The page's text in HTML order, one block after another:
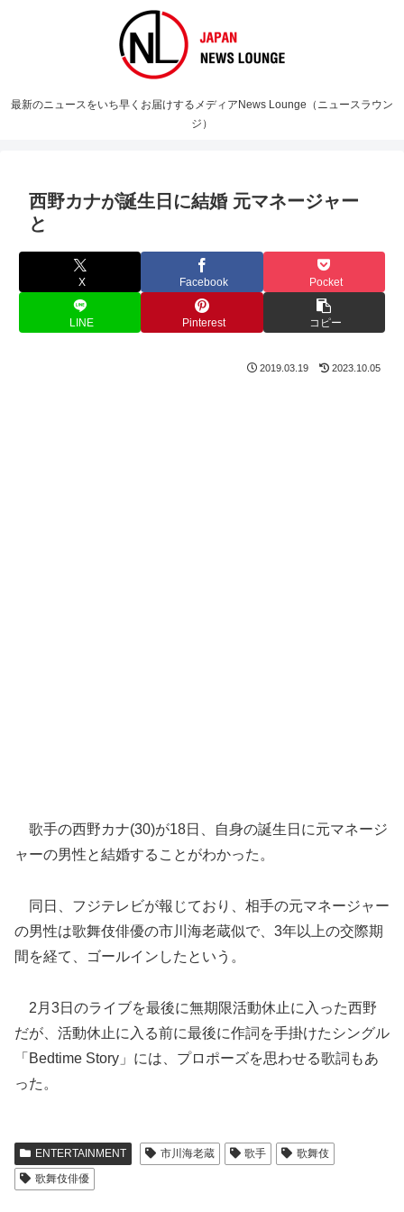
最新のニュースをいち早くお届けするメディアNews Lounge（ニュースラウン
ジ）
西野カナが誕生日に結婚 元マネージャー
と
X Facebook Pocket
LINE Pinterest コピー
2019.03.19 2023.10.05
歌手の西野カナ(30)が18日、自身の誕生日に元マネージ
ャーの男性と結婚することがわかった。
同日、フジテレビが報じており、相手の元マネージャー
の男性は歌舞伎俳優の市川海老蔵似で、3年以上の交際期
間を経て、ゴールインしたという。
2月3日のライブを最後に無期限活動休止に入った西野
だが、活動休止に入る前に最後に作詞を手掛けたシングル
「Bedtime Story」には、プロポーズを思わせる歌詞もあ
った。
ENTERTAINMENT 市川海老蔵 歌手
歌舞伎
歌舞伎俳優